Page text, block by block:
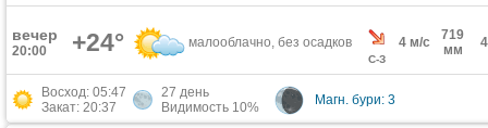
вечер
20:00 +24° малооблачно, без осадков
С-З
4 м/с
719
мм
Восход: 05:47
Закат: 20:37
27 день
Видимость 10%
Магн. бури: 3